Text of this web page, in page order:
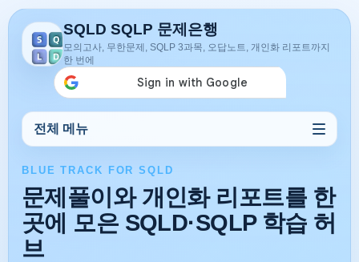
SQLD SQLP 문제은행
모의고사, 무한문제, SQLP 3과목, 오답노트, 개인화 리포트까지
한 번에
전체 메뉴
BLUE TRACK FOR SQLD
문제풀이와 개인화 리포트를 한
곳에 모은 SQLD·SQLP 학습 허
브